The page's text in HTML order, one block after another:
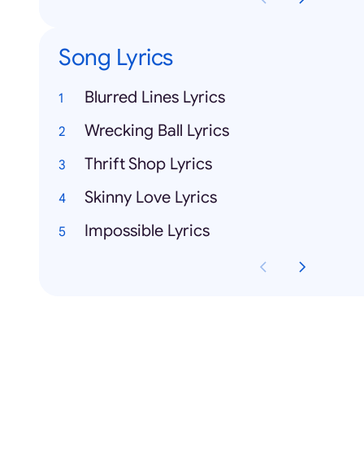
Song Lyrics
Blurred Lines Lyrics
Wrecking Ball Lyrics
Thrift Shop Lyrics
Skinny Love Lyrics
Impossible Lyrics